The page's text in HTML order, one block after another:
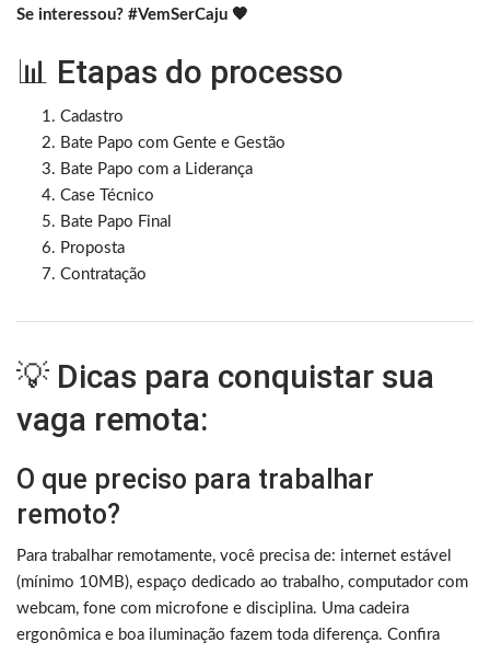
Se interessou? #VemSerCaju 🧡
📊 Etapas do processo
Cadastro
Bate Papo com Gente e Gestão
Bate Papo com a Liderança
Case Técnico
Bate Papo Final
Proposta
Contratação
💡 Dicas para conquistar sua
vaga remota:
O que preciso para trabalhar
remoto?
Para trabalhar remotamente, você precisa de: internet estável
(mínimo 10MB), espaço dedicado ao trabalho, computador com
webcam, fone com microfone e disciplina. Uma cadeira
ergonômica e boa iluminação fazem toda diferença. Confira